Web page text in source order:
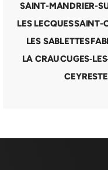
SAINT-MANDRIER-
LES LECQUESSAINT-
LES SABLETTES
LA CRAU
CEYRESTE